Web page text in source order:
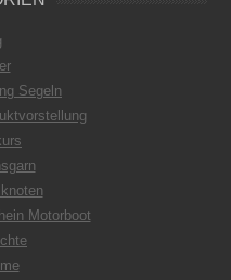
Segeln
Motorboot